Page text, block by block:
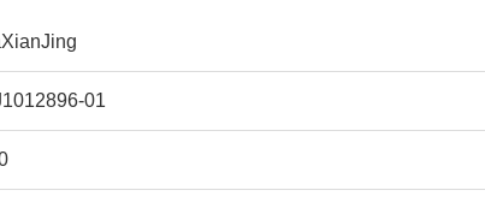
01